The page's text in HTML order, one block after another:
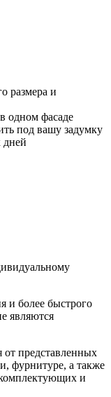
размера и
одном фасаде
под вашу задумку
дней
и более быстрого
являются
от представленных
фурнитуре, а также
и